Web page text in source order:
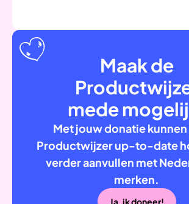
Maak de
mede
Met jouw donatie
Productwijzer up-to-date
verder aanvullen met
merken.
Ja, ik doneer!